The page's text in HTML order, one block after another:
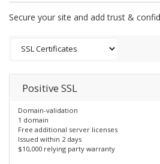
Secure your site and add trust &
Positive SSL
Domain-validation
1 domain
Free additional server licenses
Issued within 2 days
$10,000 relying party warranty